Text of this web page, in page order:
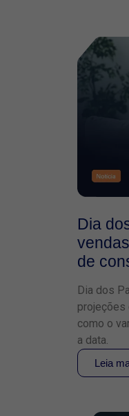
Dia
de
Dia dos
projeções
como o
a data.
Leia